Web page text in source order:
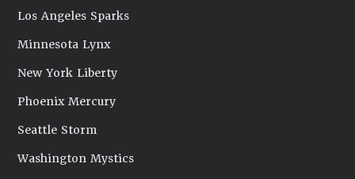
Los Angeles Sparks
Minnesota Lynx
New York Liberty
Phoenix Mercury
Seattle Storm
Washington Mystics